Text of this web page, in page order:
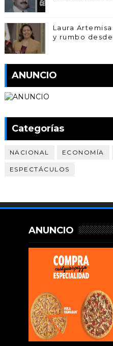
Laura
y rumbo
ANUNCIO
Categorías
NACIONAL ECONOMÍA
ESPECTÁCULOS
ANUNCIO